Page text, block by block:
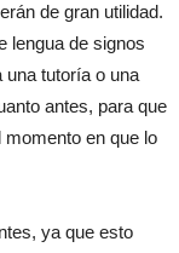
de gran utilidad.
lengua de signos
una tutoría o una
antes, para que
en que lo
ya que esto